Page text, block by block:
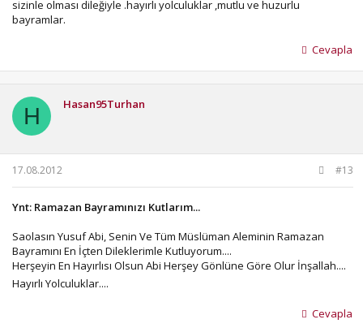
sizinle olması dileğiyle .hayırlı yolculuklar ,mutlu ve huzurlu
bayramlar.
Cevapla
H Hasan95Turhan
17.08.2012 #13
Ynt: Ramazan Bayramınızı Kutlarım...
Saolasın Yusuf Abi, Senin Ve Tüm Müslüman Aleminin Ramazan
Bayramını En İçten Dileklerimle Kutluyorum....
Herşeyin En Hayırlısı Olsun Abi Herşey Gönlüne Göre Olur İnşallah....
Hayırlı Yolculuklar....
Cevapla